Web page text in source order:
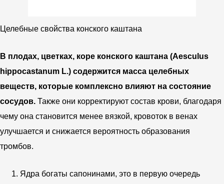
Целебные свойства конского каштана
В плодах, цветках, коре конского каштана (Aesculus
hippocastanum L.) содержится масса целебных
веществ, которые комплексно влияют на состояние
сосудов. Также они корректируют состав крови, благодаря
чему она становится менее вязкой, кровоток в венах
улучшается и снижается вероятность образования
тромбов.
Ядра богаты сапонинами, это в первую очередь